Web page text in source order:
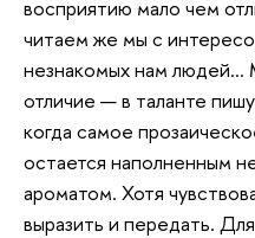
восприятию мало чем
читаем же мы с
незнакомых нам людей...
отличие — в таланте
когда самое
остается наполненным
ароматом. Хотя
выразить и передать.